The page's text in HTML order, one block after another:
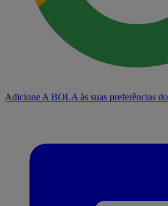
Adicione A BOLA às suas preferências